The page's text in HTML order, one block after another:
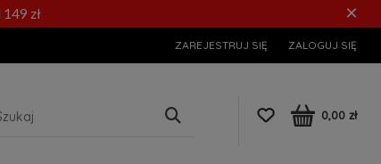
zł ×
ZAREJESTRUJ SIĘ ZALOGUJ SIĘ
0,00 zł